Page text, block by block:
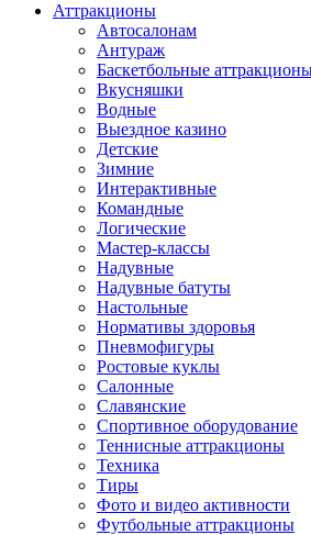
Аттракционы
Автосалонам
Антураж
Баскетбольные
Вкусняшки
Водные
Выездное казино
Детские
Зимние
Интерактивные
Командные
Логические
Мастер-классы
Надувные
Надувные батуты
Настольные
Нормативы здоровья
Пневмофигуры
Ростовые куклы
Салонные
Славянские
Спортивное оборудование
Теннисные аттракционы
Техника
Тиры
Фото и видео активности
Футбольные аттракционы